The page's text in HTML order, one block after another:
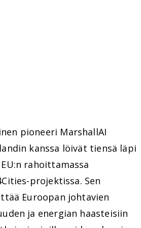
pioneeri MarshallAI
kanssa löivät tiensä läpi
rahoittamassa
projektissa. Sen
Euroopan johtavien
ja energian haasteisiin